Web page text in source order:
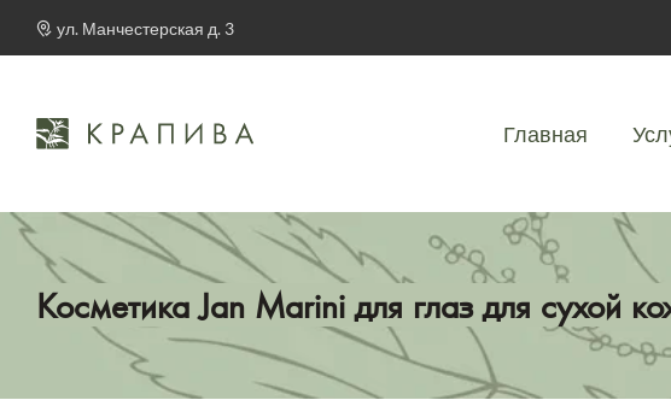
ул. Манчестерская д. 3
Главная
Косметика Jan Marini для глаз для сухой